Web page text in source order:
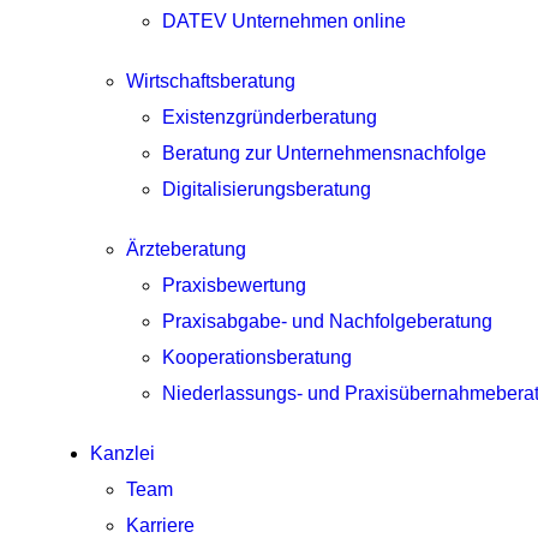
DATEV Unternehmen online
Wirtschaftsberatung
Existenzgründerberatung
Beratung zur Unternehmensnachfolge
Digitalisierungsberatung
Ärzteberatung
Praxisbewertung
Praxisabgabe- und Nachfolgeberatung
Kooperationsberatung
Niederlassungs- und
Kanzlei
Team
Karriere